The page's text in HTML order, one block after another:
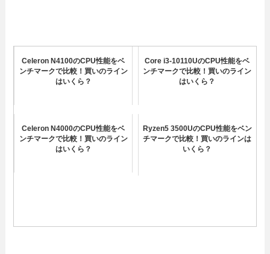
Celeron N4100のCPU性能をベ
ンチマークで比較！買いのライン
はいくら？
Core i3-10110UのCPU性能をベ
ンチマークで比較！買いのライン
はいくら？
Celeron N4000のCPU性能をベ
ンチマークで比較！買いのライン
はいくら？
Ryzen5 3500UのCPU性能をベン
チマークで比較！買いのラインは
いくら？